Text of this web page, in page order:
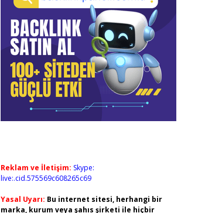
Reklam ve İletişim: Skype:
live:.cid.575569c608265c69
Yasal Uyarı: Bu internet sitesi, herhangi bir
marka, kurum veya şahıs şirketi ile hiçbir